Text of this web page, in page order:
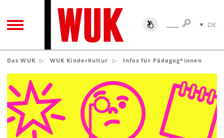
TOGGLE NAVIGATIONSUCHESUCHE
DE
Das WUK WUK KinderKultur Infos für Pädagog*innen